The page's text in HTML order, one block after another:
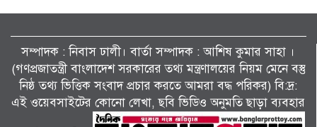
জুলাই গণঅভ্যুত্থানের দ্বিতীয় বর্ষপূর্তি উপলক্ষে
শ্যামনগরে জামায়াতের গণমিছিল ও বিক্ষোভ
সমাবেশ।
সম্পাদক : নিবাস ঢালী। বার্তা সম্পাদক : আশিষ কুমাৱ সাহা ।
(গণপ্রজাতন্ত্রী বাংলাদেশ সরকারের তথ্য মন্ত্রণালয়ের নিয়ম মেনে বস্তু
নিষ্ঠ তথ্য ভিত্তিক সংবাদ প্রচার করতে আমরা বদ্ধ পরিকর) বি:দ্র:
এই ওয়েবসাইটের কোনো লেখা, ছবি ভিডিও অনুমতি ছাড়া ব্যবহার